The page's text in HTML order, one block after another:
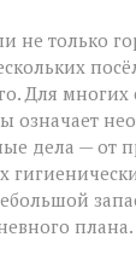
не только
Для многих
означает
дела — от
плана.